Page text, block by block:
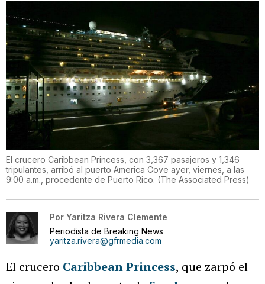
El crucero Caribbean Princess, con 3,367 pasajeros y 1,346
tripulantes, arribó al puerto America Cove ayer, viernes, a las
9:00 a.m., procedente de Puerto Rico. (The Associated Press)
Por Yaritza Rivera Clemente
Periodista de Breaking News
yaritza.rivera@gfrmedia.com
El crucero Caribbean Princess, que zarpó el